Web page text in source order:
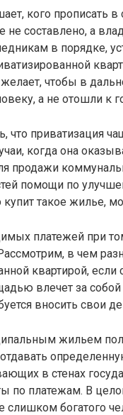
кого прописать
не составлено, а
в порядке,
желает, чтобы в
а не отошли к
что приватизация
когда она
продажи
помощи по
купит такое жилье,
платежей при
в чем
квартирой, если
влечет за
вносить свои
жильем
в стенах
по платежам. В
слишком богатого